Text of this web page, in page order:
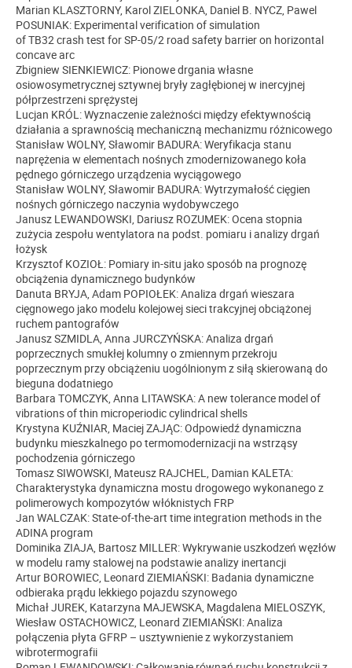
Marian KLASZTORNY, Karol ZIELONKA, Daniel B. NYCZ, Pawel
POSUNIAK: Experimental verification of simulation
of TB32 crash test for SP-05/2 road safety barrier on horizontal
concave arc
Zbigniew SIENKIEWICZ: Pionowe drgania własne
osiowosymetrycznej sztywnej bryły zagłębionej w inercyjnej
półprzestrzeni sprężystej
Lucjan KRÓL: Wyznaczenie zależności między efektywnością
działania a sprawnością mechaniczną mechanizmu różnicowego
Stanisław WOLNY, Sławomir BADURA: Weryfikacja stanu
naprężenia w elementach nośnych zmodernizowanego koła
pędnego górniczego urządzenia wyciągowego
Stanisław WOLNY, Sławomir BADURA: Wytrzymałość cięgien
nośnych górniczego naczynia wydobywczego
Janusz LEWANDOWSKI, Dariusz ROZUMEK: Ocena stopnia
zużycia zespołu wentylatora na podst. pomiaru i analizy drgań
łożysk
Krzysztof KOZIOŁ: Pomiary in-situ jako sposób na prognozę
obciążenia dynamicznego budynków
Danuta BRYJA, Adam POPIOŁEK: Analiza drgań wieszara
cięgnowego jako modelu kolejowej sieci trakcyjnej obciążonej
ruchem pantografów
Janusz SZMIDLA, Anna JURCZYŃSKA: Analiza drgań
poprzecznych smukłej kolumny o zmiennym przekroju
poprzecznym przy obciążeniu uogólnionym z siłą skierowaną do
bieguna dodatniego
Barbara TOMCZYK, Anna LITAWSKA: A new tolerance model of
vibrations of thin microperiodic cylindrical shells
Krystyna KUŹNIAR, Maciej ZAJĄC: Odpowiedź dynamiczna
budynku mieszkalnego po termomodernizacji na wstrząsy
pochodzenia górniczego
Tomasz SIWOWSKI, Mateusz RAJCHEL, Damian KALETA:
Charakterystyka dynamiczna mostu drogowego wykonanego z
polimerowych kompozytów włóknistych FRP
Jan WALCZAK: State-of-the-art time integration methods in the
ADINA program
Dominika ZIAJA, Bartosz MILLER: Wykrywanie uszkodzeń węzłów
w modelu ramy stalowej na podstawie analizy inertancji
Artur BOROWIEC, Leonard ZIEMIAŃSKI: Badania dynamiczne
odbieraka prądu lekkiego pojazdu szynowego
Michał JUREK, Katarzyna MAJEWSKA, Magdalena MIELOSZYK,
Wiesław OSTACHOWICZ, Leonard ZIEMIAŃSKI: Analiza
połączenia płyta GFRP – usztywnienie z wykorzystaniem
wibrotermografii